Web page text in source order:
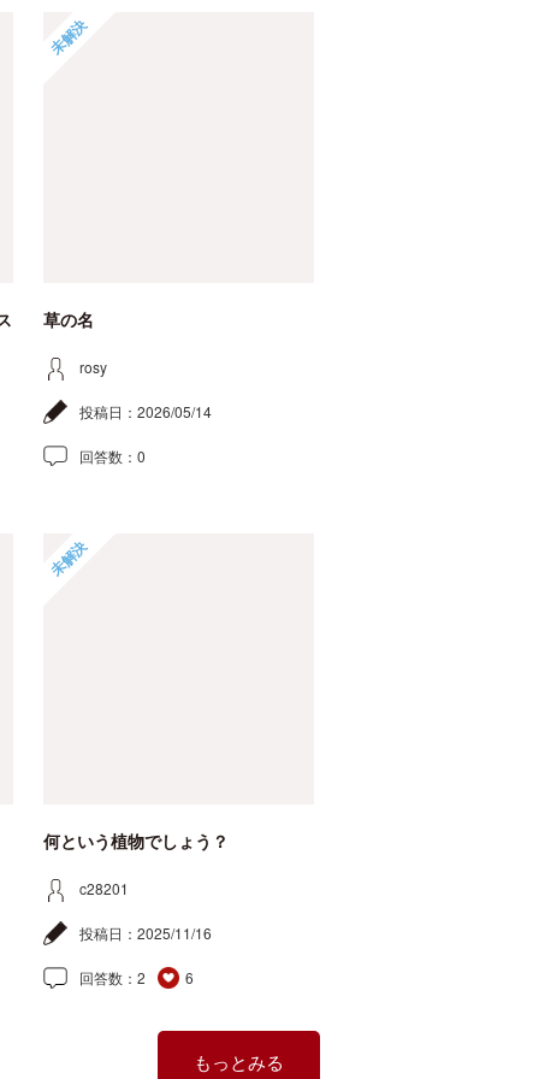
未解決
草の名
rosy
投稿日： 2026/05/14
回答数： 0
未解決
何という植物でしょう？
c28201
投稿日： 2025/11/16
回答数： 2 6
もっとみる